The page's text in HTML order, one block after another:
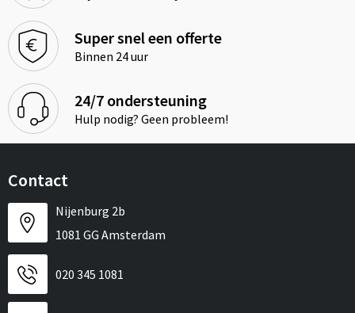
Super snel een offerte
Binnen 24 uur
24/7 ondersteuning
Hulp nodig? Geen probleem!
Contact
Nijenburg 2b
1081 GG Amsterdam
020 345 1081